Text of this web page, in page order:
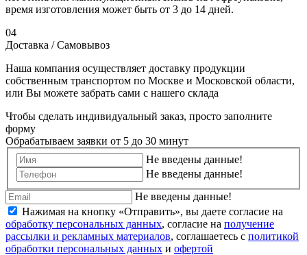
время изготовления может быть от 3 до 14 дней.
04
Доставка / Самовывоз
Наша компания осуществляет доставку продукции
собственным транспортом по Москве и Московской области,
или Вы можете забрать сами с нашего склада
Чтобы сделать индивидуальный заказ, просто заполните
форму
Обрабатываем заявки от 5 до 30 минут
Не введены данные!
Не введены данные!
Не введены данные!
Нажимая на кнопку «Отправить», вы даете согласие на
обработку персональных данных, согласие на получение
рассылки и рекламных материалов, соглашаетесь c политикой
обработки персональных данных и офертой